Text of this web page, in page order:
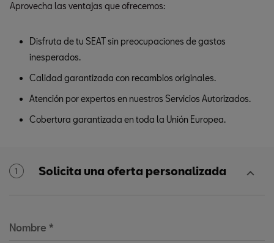
Aprovecha las ventajas que ofrecemos:
Disfruta de tu SEAT sin preocupaciones de gastos
inesperados.
Calidad garantizada con recambios originales.
Atención por expertos en nuestros Servicios Autorizados.
Cobertura garantizada en toda la Unión Europea.
1 Solicita una oferta personalizada
Nombre *